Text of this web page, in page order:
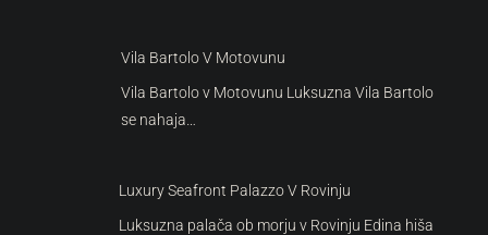
Vila Bartolo V Motovunu
Vila Bartolo v Motovunu Luksuzna Vila Bartolo
se nahaja…
Luxury Seafront Palazzo V Rovinju
Luksuzna palača ob morju v Rovinju Edina hiša